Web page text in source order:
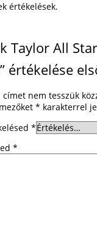
értékelések.
Taylor All
értékelése
címet nem tesszük
* karakterrel
*
*